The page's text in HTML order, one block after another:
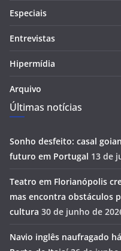
Especiais
Entrevistas
Hipermídia
Arquivo
Últimas notícias
Sonho desfeito: casal
futuro em Portugal 13 de
Teatro em Florianópolis
mas encontra obstáculos
cultura 30 de junho de
Navio inglês naufragado